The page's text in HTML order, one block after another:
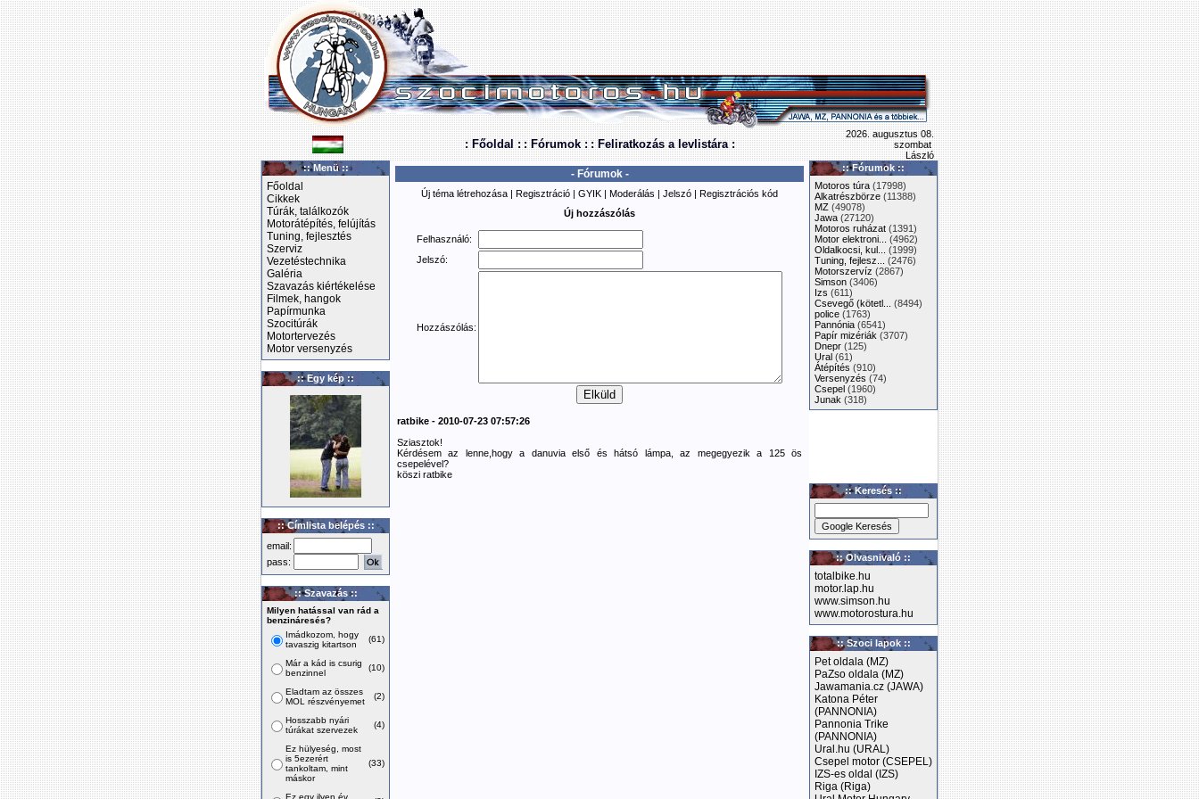
: Főoldal : : Fórumok : : Feliratkozás a levlistára :
2026. augusztus 08.
szombat
László
:: Menü ::
Főoldal
Cikkek
Túrák, találkozók
Motorátépítés, felújítás
Tuning, fejlesztés
Szerviz
Vezetéstechnika
Galéria
Szavazás kiértékelése
Filmek, hangok
Papírmunka
Szocitúrák
Motortervezés
Motor versenyzés
:: Egy kép ::
:: Címlista belépés ::
email:
pass:
:: Szavazás ::
Milyen hatással van rád a
benzináresés?
Imádkozom, hogy
tavaszig kitartson
(61)
Már a kád is csurig
benzinnel
(10)
Eladtam az összes
MOL részvényemet
(2)
Hosszabb nyári
túrákat szervezek
(4)
Ez hülyeség, most
is 5ezerért
tankoltam, mint
máskor
(33)
Ez egy ilyen év,
- Fórumok -
Új téma létrehozása | Regisztráció | GYIK | Moderálás | Jelszó | Regisztrációs kód
Új hozzászólás
Felhasználó:
Jelszó:
Hozzászólás:
ratbike - 2010-07-23 07:57:26
Sziasztok!
Kérdésem az lenne,hogy a danuvia első és hátsó lámpa, az megegyezik a 125 ös
csepelével?
köszi ratbike
:: Fórumok ::
Motoros túra (17998)
Alkatrészbörze (11388)
MZ (49078)
Jawa (27120)
Motoros ruházat (1391)
Motor elektroni...
(4962)
Oldalkocsi, kul...
(1999)
Tuning, fejlesz...
(2476)
Motorszervíz (2867)
Simson (3406)
Izs (611)
Csevegő (kötetl...
(8494)
police (1763)
Pannónia (6541)
Papír mizériák (3707)
Dnepr (125)
Ural (61)
Átépítés (910)
Versenyzés (74)
Csepel (1960)
Junak (318)
:: Keresés ::
:: Olvasnivaló ::
totalbike.hu
motor.lap.hu
www.simson.hu
www.motorostura.hu
:: Szoci lapok ::
Pet oldala (MZ)
PaZso oldala (MZ)
Jawamania.cz (JAWA)
Katona Péter
(PANNONIA)
Pannonia Trike
(PANNONIA)
Ural.hu (URAL)
Csepel motor (CSEPEL)
IZS-es oldal (IZS)
Riga (Riga)